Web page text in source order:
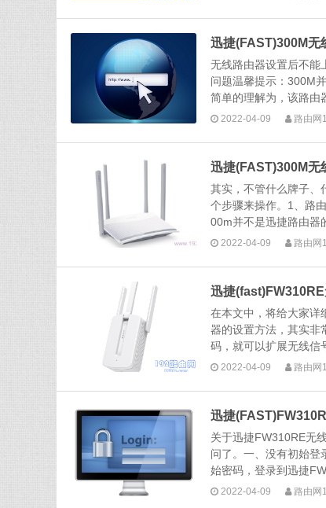
迅捷(FAST)300M无
无线路由器设置后不能
问题温馨提示：300M
简单的理解为，该路由
2022-04-09 路由网
迅捷(FAST)300M无
其实，不管什么牌子、
个步骤来操作。1、路
00m并不是迅捷路由器
2022-04-09 路由网
迅捷
在本文中，将给大家详
器的设置方法，其实非
码，就可以扩展无线信
2022-04-09 路由网
迅捷
关于迅捷FW310RE无
问了。一、没有初始登
始密码，登录到迅捷
2022-04-09 路由网